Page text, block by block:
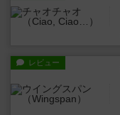
レビュー